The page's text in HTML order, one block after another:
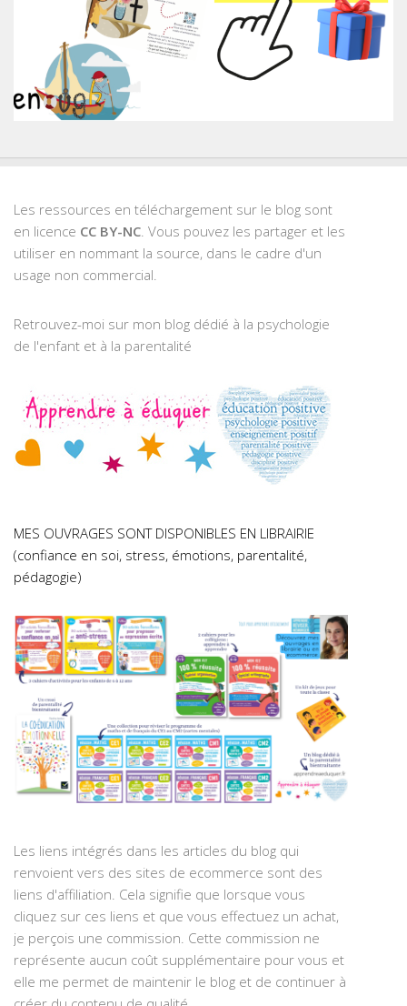
Les ressources en téléchargement sur le blog sont
en licence CC BY-NC . Vous pouvez les partager et les
utiliser en nommant la source, dans le cadre d'un
usage non commercial.
Retrouvez-moi sur mon blog dédié à la psychologie
de l'enfant et à la parentalité
MES OUVRAGES SONT DISPONIBLES EN LIBRAIRIE
(confiance en soi, stress, émotions, parentalité,
pédagogie)
Les liens intégrés dans les articles du blog qui
renvoient vers des sites de ecommerce sont des
liens d'affiliation. Cela signifie que lorsque vous
cliquez sur ces liens et que vous effectuez un achat,
je perçois une commission. Cette commission ne
représente aucun coût supplémentaire pour vous et
elle me permet de maintenir le blog et de continuer à